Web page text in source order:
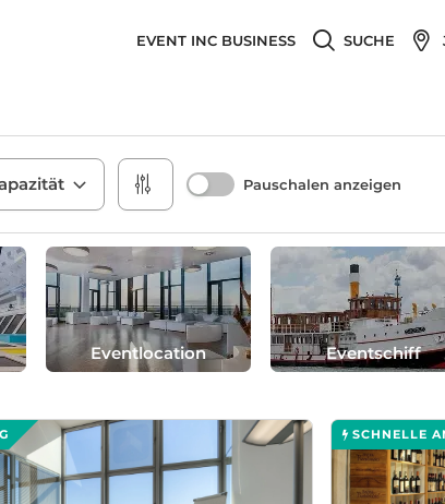
EVENT INC BUSINESS SUCHE
Pauschalen anzeigen
Eventlocation Eventschiff
SCHNELLE